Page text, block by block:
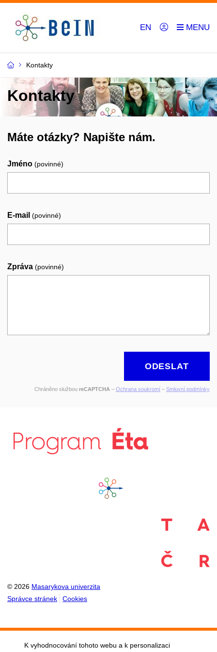
EN
Kontakty
Kontakty
Máte otázky? Napište nám.
Jméno (povinné)
E-mail (povinné)
Zpráva (povinné)
ODESLAT
Chráněno službou reCAPTCHA – Ochrana soukromí – Smluvní podmínky
© 2026 Masarykova univerzita
Správce stránek
Cookies
K vyhodnocování tohoto webu a k personalizaci